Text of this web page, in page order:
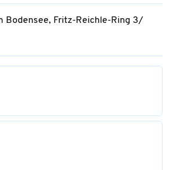
Bodensee, Fritz-Reichle-Ring 3/